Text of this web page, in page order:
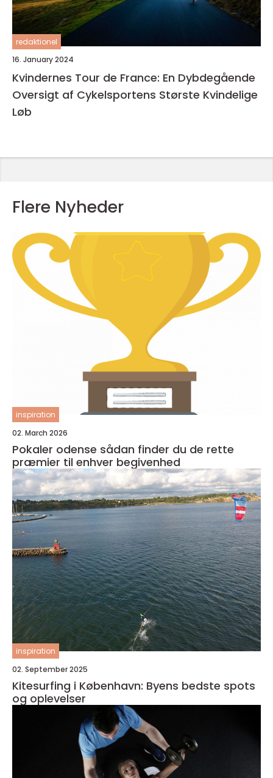
redaktionel
16. January 2024
Kvindernes Tour de France: En Dybdegående
Oversigt af Cykelsportens Største Kvindelige
Løb
Flere Nyheder
inspiration
02. March 2026
Pokaler odense sådan finder du de rette
præmier til enhver begivenhed
inspiration
02. September 2025
Kitesurfing i København: Byens bedste spots
og oplevelser